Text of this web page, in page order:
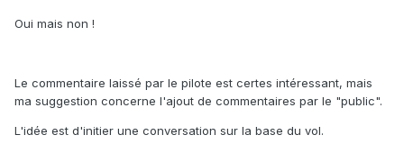
Oui mais non !
Le commentaire laissé par le pilote est certes intéressant, mais
ma suggestion concerne l'ajout de commentaires par le "public".
L'idée est d'initier une conversation sur la base du vol.